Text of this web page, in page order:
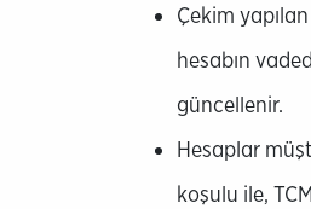
Çekim
hesabın
güncellenir.
Hesaplar
koşulu ile,